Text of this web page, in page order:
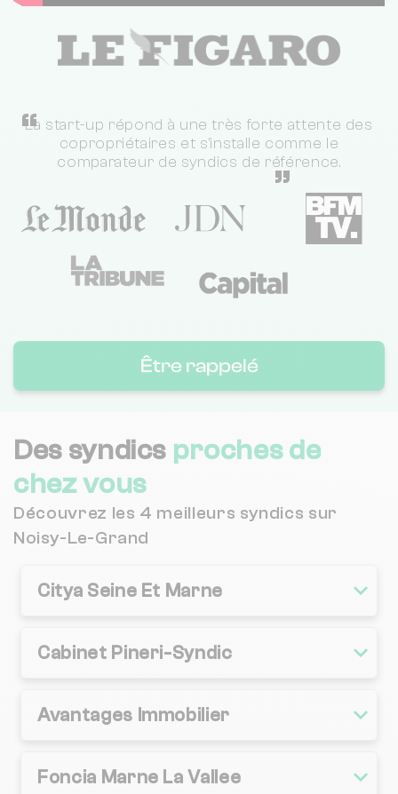
“
La start-up répond à une très forte attente des
copropriétaires et s'installe comme le
comparateur de syndics de référence.
”
Être rappelé
Des syndics proches de
chez vous
Découvrez les 4 meilleurs syndics sur
Noisy-Le-Grand
Citya Seine Et Marne
Cabinet Pineri-Syndic
Avantages Immobilier
Foncia Marne La Vallee